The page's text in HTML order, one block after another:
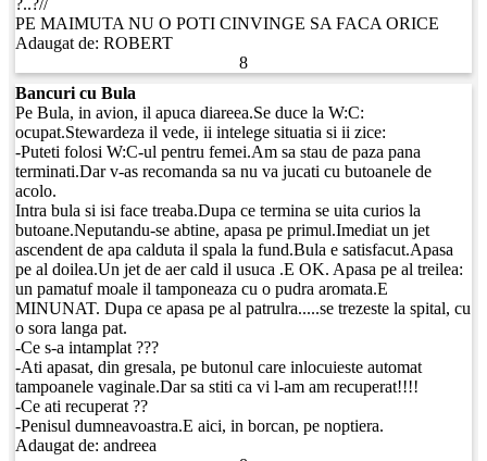
PE MAIMUTA NU O POTI CINVINGE SA FACA ORICE
Adaugat de:ROBERT
8
Bancuri cu Bula
Pe Bula, in avion, il apuca diareea.Se duce la W:C:
ocupat.Stewardeza il vede, ii intelege situatia si ii zice:
-Puteti folosi W:C-ul pentru femei.Am sa stau de paza pana
terminati.Dar v-as recomanda sa nu va jucati cu butoanele de
acolo.
Intra bula si isi face treaba.Dupa ce termina se uita curios la
butoane.Neputandu-se abtine, apasa pe primul.Imediat un jet
ascendent de apa calduta il spala la fund.Bula e satisfacut.Apasa
pe al doilea.Un jet de aer cald il usuca .E OK. Apasa pe al treilea:
un pamatuf moale il tamponeaza cu o pudra aromata.E
MINUNAT. Dupa ce apasa pe al patrulra.....se trezeste la spital, cu
o sora langa pat.
-Ce s-a intamplat ???
-Ati apasat, din gresala, pe butonul care inlocuieste automat
tampoanele vaginale.Dar sa stiti ca vi l-am am recuperat!!!!
-Ce ati recuperat ??
-Penisul dumneavoastra.E aici, in borcan, pe noptiera.
Adaugat de:andreea